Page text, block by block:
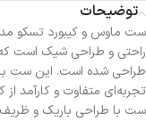
توضیحات
راحتی و طراحی شیک است که
طراحی شده است. این ست با
تجربه‌ای متفاوت و کارآمد از
ست با طراحی باریک و ظریف